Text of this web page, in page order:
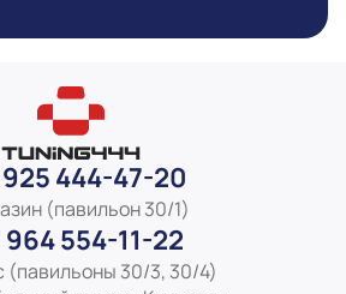
925 444-47-20
(павильон 30/1)
964 554-11-22
(павильоны 30/3, 30/4)